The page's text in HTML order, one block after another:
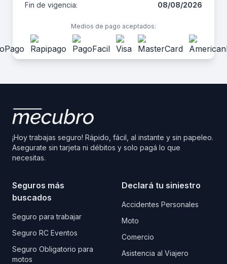
Fin de vigencia:
08/08/2026
Medios de pago aceptados:
¡Hoy trabajas seguro! Rápido, fácil, al instante y sin papeleo.
Asegurate sin tarjeta ni débitos y solo pagá lo que
necesitas.
Seguros más
buscados
Seguro para trabajar
Seguro RC Eventos
Seguro Obligatorio para
motos
Declará tu siniestro
Accidentes Personales
Moto
Comercio
Asistencia al Viajero